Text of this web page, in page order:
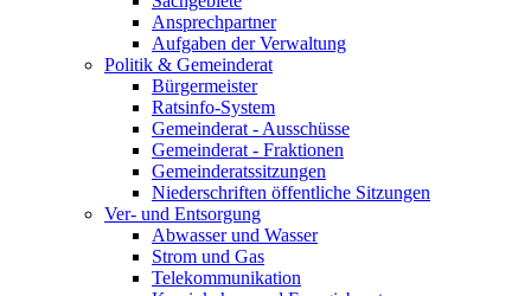
Ansprechpartner
Aufgaben der Verwaltung
Politik & Gemeinderat
Bürgermeister
Ratsinfo-System
Gemeinderat - Ausschüsse
Gemeinderat - Fraktionen
Gemeinderatssitzungen
Niederschriften öffentliche Sitzungen
Ver- und Entsorgung
Abwasser und Wasser
Strom und Gas
Telekommunikation